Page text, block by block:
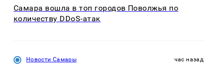
Самара вошла в топ городов Поволжья по
количеству DDoS-атак
Новости Самары час назад